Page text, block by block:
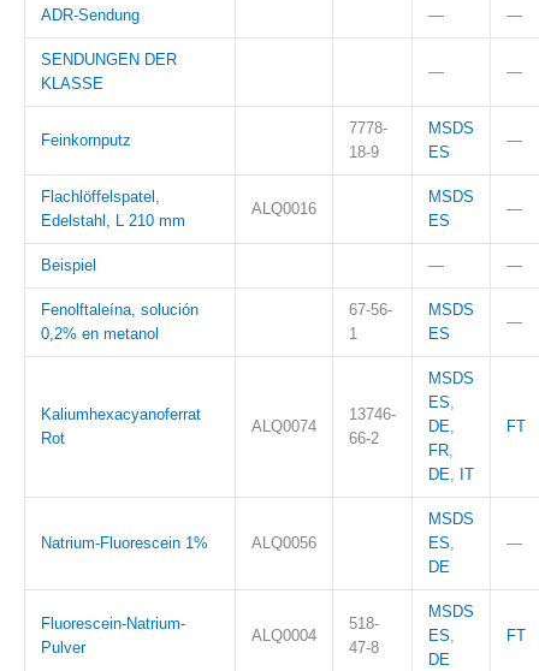
ADR-Sendung — —
SENDUNGEN DER
KLASSE
— —
Feinkornputz
7778-
18-9
MSDS
ES
—
Flachlöffelspatel,
Edelstahl, L 210 mm
ALQ0016
MSDS
ES
—
Beispiel — —
Fenolftaleína, solución
0,2% en metanol
67-56-
1
MSDS
ES
—
Kaliumhexacyanoferrat
Rot
ALQ0074
13746-
66-2
MSDS
ES,
DE,
FR,
DE, IT
FT
Natrium-Fluorescein 1% ALQ0056
MSDS
ES,
DE
—
Fluorescein-Natrium-
Pulver
ALQ0004
518-
47-8
MSDS
ES,
DE
FT